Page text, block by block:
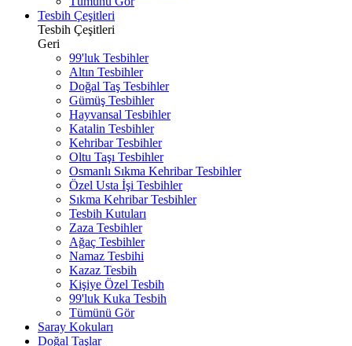
Tesbih Çeşitleri
Tesbih Çeşitleri
Geri
99'luk Tesbihler
Altın Tesbihler
Doğal Taş Tesbihler
Gümüş Tesbihler
Hayvansal Tesbihler
Katalin Tesbihler
Kehribar Tesbihler
Oltu Taşı Tesbihler
Osmanlı Sıkma Kehribar Tesbihler
Özel Usta İşi Tesbihler
Sıkma Kehribar Tesbihler
Tesbih Kutuları
Zaza Tesbihler
Ağaç Tesbihler
Namaz Tesbihi
Kazaz Tesbih
Kişiye Özel Tesbih
99'luk Kuka Tesbih
Tümünü Gör
Saray Kokuları
Doğal Taşlar